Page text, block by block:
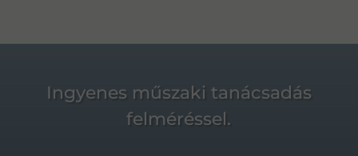
Ingyenes műszaki tanácsadás
felméréssel.